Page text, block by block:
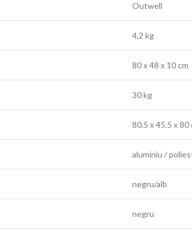
Outwell
4,2 kg
80 x 48 x 10 cm
30 kg
80.5 x 45.5 x 80
aluminiu /
negru/alb
negru